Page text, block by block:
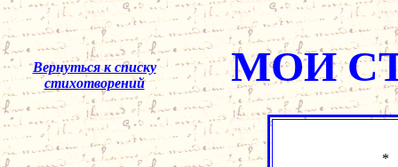
Вернуться к списку
стихотворений
МОИ